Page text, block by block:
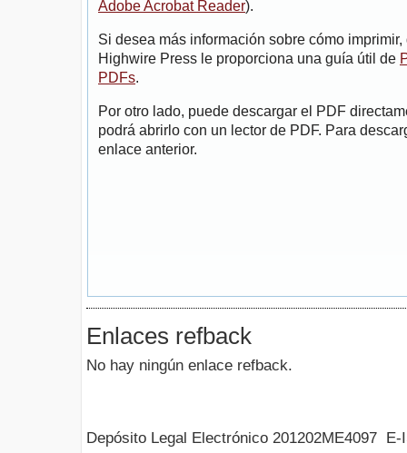
Adobe Acrobat Reader).
Si desea más información sobre cómo
Highwire Press le proporciona una guía útil de
PDFs.
Por otro lado, puede descargar el PDF
podrá abrirlo con un lector de PDF. Para
enlace anterior.
Enlaces refback
No hay ningún enlace refback.
Depósito Legal Electrónico 201202ME4097 E-